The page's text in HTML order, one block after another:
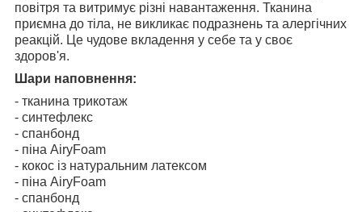
повітря та витримує різні навантаження. Тканина
приємна до тіла, не викликає подразнень та алергічних
реакцій. Це чудове вкладення у себе та у своє
здоров'я.
Шари наповнення:
- тканина трикотаж
- синтефлекс
- спанбонд
- піна AiryFoam
- кокос із натуральним латексом
- піна AiryFoam
- спанбонд